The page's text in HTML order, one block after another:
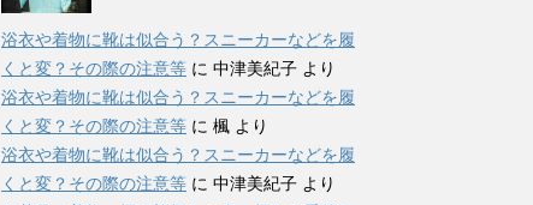
浴衣や着物に靴は似合う？スニーカーなどを履
くと変？その際の注意等 に 中津美紀子 より
浴衣や着物に靴は似合う？スニーカーなどを履
くと変？その際の注意等 に 楓 より
浴衣や着物に靴は似合う？スニーカーなどを履
くと変？その際の注意等 に 中津美紀子 より